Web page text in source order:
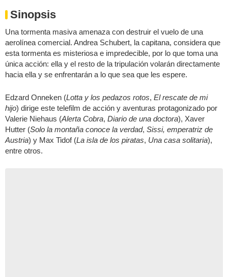
Sinopsis
Una tormenta masiva amenaza con destruir el vuelo de una
aerolínea comercial. Andrea Schubert, la capitana, considera que
esta tormenta es misteriosa e impredecible, por lo que toma una
única acción: ella y el resto de la tripulación volarán directamente
hacia ella y se enfrentarán a lo que sea que les espere.
Edzard Onneken (Lotta y los pedazos rotos, El rescate de mi
hijo) dirige este telefilm de acción y aventuras protagonizado por
Valerie Niehaus (Alerta Cobra, Diario de una doctora), Xaver
Hutter (Solo la montaña conoce la verdad, Sissi, emperatriz de
Austria) y Max Tidof (La isla de los piratas, Una casa solitaria),
entre otros.